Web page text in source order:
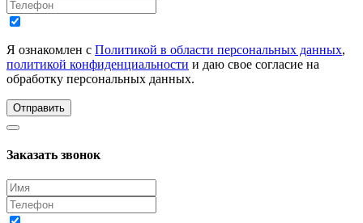
Я ознакомлен с Политикой в области персональных данных,
политикой конфиденциальности и даю свое согласие на
обработку персональных данных.
Отправить
Заказать звонок